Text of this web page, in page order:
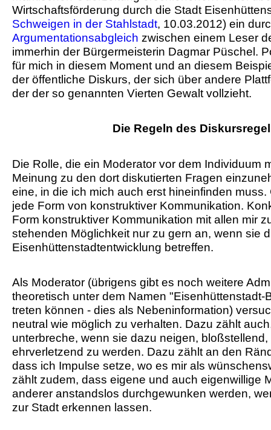
Wirtschaftsförderung durch die Stadt
Schweigen in der Stahlstadt, 10.03.2012) ein
Argumentationsabgleich zwischen einem Leser
immerhin der Bürgermeisterin Dagmar Püschel.
für mich in diesem Moment und an diesem
der öffentliche Diskurs, der sich über andere
der der so genannten Vierten Gewalt vollzieht.
Die Regeln des
Die Rolle, die ein Moderator vor dem Individuum
Meinung zu den dort diskutierten Fragen
eine, in die ich mich auch erst hineinfinden
jede Form von konstruktiver Kommunikation.
Form konstruktiver Kommunikation mit allen mir
stehenden Möglichkeit nur zu gern an, wenn sie
Eisenhüttenstadtentwicklung betreffen.
Als Moderator (übrigens gibt es noch weitere
theoretisch unter dem Namen "Eisenhüttenstadt-
treten können - dies als Nebeninformation)
neutral wie möglich zu verhalten. Dazu zählt
unterbreche, wenn sie dazu neigen,
ehrverletzend zu werden. Dazu zählt an den
dass ich Impulse setze, wo es mir als
zählt zudem, dass eigene und auch eigenwillige
anderer anstandslos durchgewunken werden,
zur Stadt erkennen lassen.